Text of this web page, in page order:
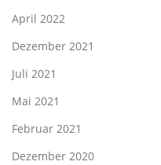
April 2022
Dezember 2021
Juli 2021
Mai 2021
Februar 2021
Dezember 2020